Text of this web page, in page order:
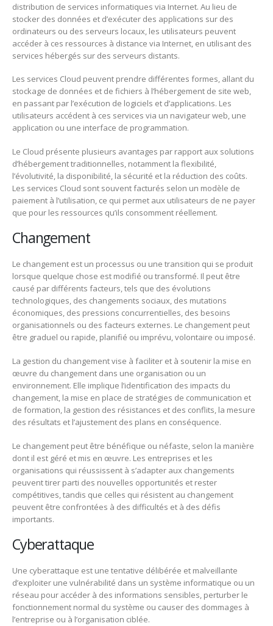
distribution de services informatiques via Internet. Au lieu de
stocker des données et d’exécuter des applications sur des
ordinateurs ou des serveurs locaux, les utilisateurs peuvent
accéder à ces ressources à distance via Internet, en utilisant des
services hébergés sur des serveurs distants.
Les services Cloud peuvent prendre différentes formes, allant du
stockage de données et de fichiers à l’hébergement de site web,
en passant par l’exécution de logiciels et d’applications. Les
utilisateurs accédent à ces services via un navigateur web, une
application ou une interface de programmation.
Le Cloud présente plusieurs avantages par rapport aux solutions
d’hébergement traditionnelles, notamment la flexibilité,
l’évolutivité, la disponibilité, la sécurité et la réduction des coûts.
Les services Cloud sont souvent facturés selon un modèle de
paiement à l’utilisation, ce qui permet aux utilisateurs de ne payer
que pour les ressources qu’ils consomment réellement.
Changement
Le changement est un processus ou une transition qui se produit
lorsque quelque chose est modifié ou transformé. Il peut être
causé par différents facteurs, tels que des évolutions
technologiques, des changements sociaux, des mutations
économiques, des pressions concurrentielles, des besoins
organisationnels ou des facteurs externes. Le changement peut
être graduel ou rapide, planifié ou imprévu, volontaire ou imposé.
La gestion du changement vise à faciliter et à soutenir la mise en
œuvre du changement dans une organisation ou un
environnement. Elle implique l’identification des impacts du
changement, la mise en place de stratégies de communication et
de formation, la gestion des résistances et des conflits, la mesure
des résultats et l’ajustement des plans en conséquence.
Le changement peut être bénéfique ou néfaste, selon la manière
dont il est géré et mis en œuvre. Les entreprises et les
organisations qui réussissent à s’adapter aux changements
peuvent tirer parti des nouvelles opportunités et rester
compétitives, tandis que celles qui résistent au changement
peuvent être confrontées à des difficultés et à des défis
importants.
Cyberattaque
Une cyberattaque est une tentative délibérée et malveillante
d’exploiter une vulnérabilité dans un système informatique ou un
réseau pour accéder à des informations sensibles, perturber le
fonctionnement normal du système ou causer des dommages à
l’entreprise ou à l’organisation ciblée.